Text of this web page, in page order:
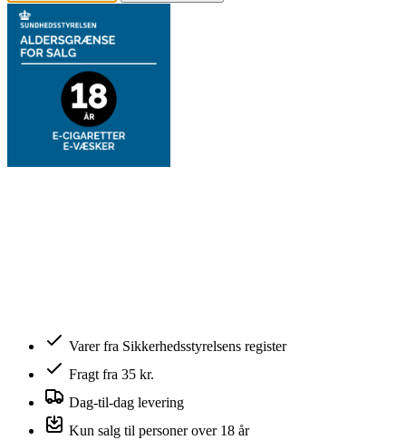
Varer fra Sikkerhedsstyrelsens register
Fragt fra 35 kr.
Dag-til-dag levering
Kun salg til personer over 18 år